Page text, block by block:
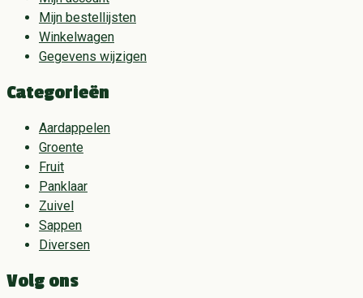
Mijn bestellijsten
Winkelwagen
Gegevens wijzigen
Categorieën
Aardappelen
Groente
Fruit
Panklaar
Zuivel
Sappen
Diversen
Volg ons